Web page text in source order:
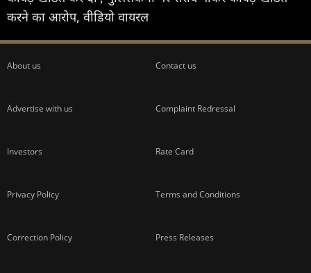
करने का आरोप, वीडियो वायरल
About us Contact us
Advertise with us Complaint Redressal
Investors Rate Card
Privacy Policy Terms and Conditions
Correction Policy Press Releases